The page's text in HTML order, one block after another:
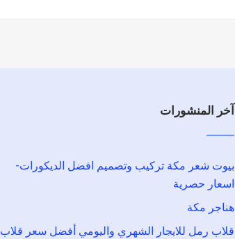
آخر المنشورات
بيوت شعر مكة تركيب وتصميم افضل الديكورات-
اسعار حصرية
هناجر مكة
قلاب رمل للايجار الشهري واليومي أفضل سعر قلاب